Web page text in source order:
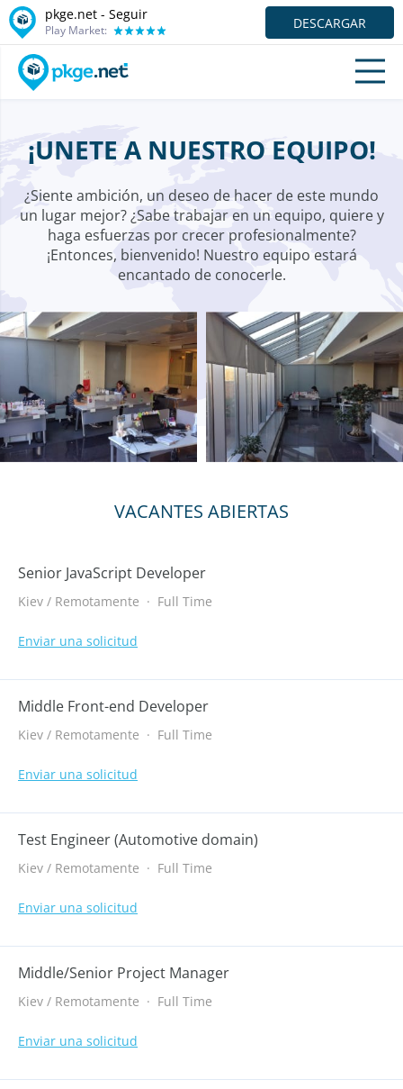
pkge.net - Seguir
Play Market: DESCARGAR
¡UNETE A NUESTRO EQUIPO!
¿Siente ambición, un deseo de hacer de este mundo
un lugar mejor? ¿Sabe trabajar en un equipo, quiere y
haga esfuerzas por crecer profesionalmente?
¡Entonces, bienvenido! Nuestro equipo estará
encantado de conocerle.
VACANTES ABIERTAS
Senior JavaScript Developer
Kiev / Remotamente · Full Time
Enviar una solicitud
Middle Front-end Developer
Kiev / Remotamente · Full Time
Enviar una solicitud
Test Engineer (Automotive domain)
Kiev / Remotamente · Full Time
Enviar una solicitud
Middle/Senior Project Manager
Kiev / Remotamente · Full Time
Enviar una solicitud